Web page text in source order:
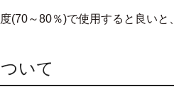
(70～80％)で使用すると良い
いて